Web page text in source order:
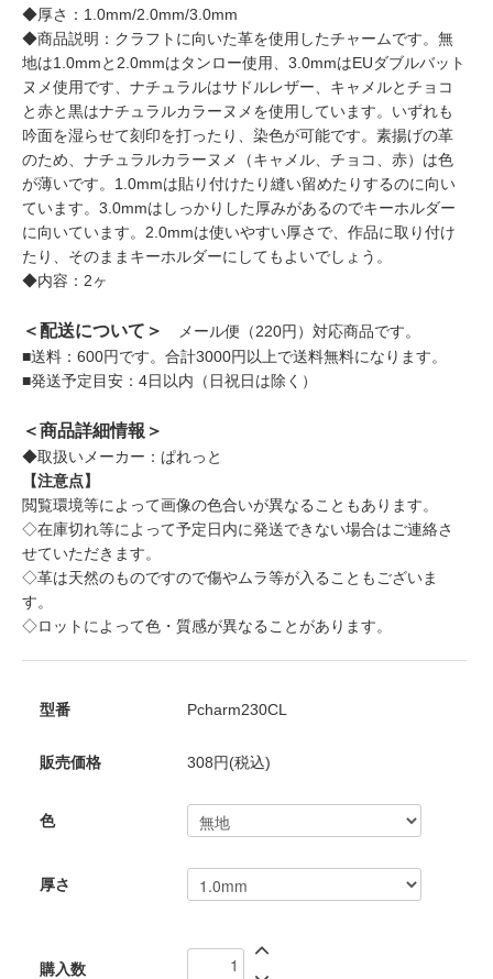
◆厚さ：1.0mm/2.0mm/3.0mm
◆商品説明：クラフトに向いた革を使用したチャームです。無
地は1.0mmと2.0mmはタンロー使用、3.0mmはEUダブルバット
ヌメ使用です、ナチュラルはサドルレザー、キャメルとチョコ
と赤と黒はナチュラルカラーヌメを使用しています。いずれも
吟面を湿らせて刻印を打ったり、染色が可能です。素揚げの革
のため、ナチュラルカラーヌメ（キャメル、チョコ、赤）は色
が薄いです。1.0mmは貼り付けたり縫い留めたりするのに向い
ています。3.0mmはしっかりした厚みがあるのでキーホルダー
に向いています。2.0mmは使いやすい厚さで、作品に取り付け
たり、そのままキーホルダーにしてもよいでしょう。
◆内容：2ヶ
＜配送について＞
メール便（220円）対応商品です。
■送料：600円です。合計3000円以上で送料無料になります。
■発送予定目安：4日以内（日祝日は除く）
＜商品詳細情報＞
◆取扱いメーカー：ぱれっと
【注意点】
閲覧環境等によって画像の色合いが異なることもあります。
◇在庫切れ等によって予定日内に発送できない場合はご連絡さ
せていただきます。
◇革は天然のものですので傷やムラ等が入ることもございま
す。
◇ロットによって色・質感が異なることがあります。
型番 Pcharm230CL
販売価格 308円(税込)
色
厚さ
購入数